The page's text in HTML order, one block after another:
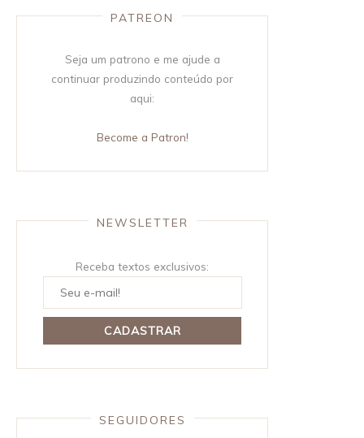
PATREON
Seja um patrono e me ajude a
continuar produzindo conteúdo por
aqui:
Become a Patron!
NEWSLETTER
Receba textos exclusivos:
SEGUIDORES